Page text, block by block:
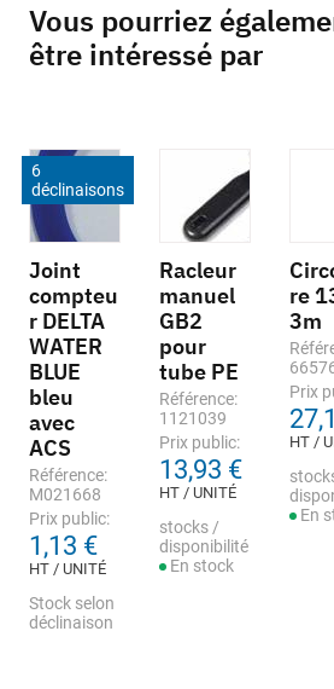
Vous pourriez
être intéressé par
6
déclinaisons
Joint
compteu
r DELTA
WATER
BLUE
bleu
avec
ACS
Référence:
M021668
Prix public:
1,13 €
HT / UNITÉ
Stock selon
déclinaison
Racleur
manuel
GB2
pour
tube PE
Référence:
1121039
Prix public:
13,93 €
HT / UNITÉ
stocks /
disponibilité
En stock
re
3m
Prix
HT /
En